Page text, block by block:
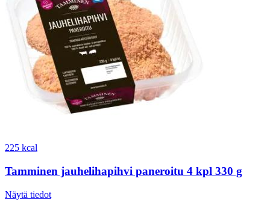
225 kcal
Tamminen jauhelihapihvi paneroitu 4 kpl 330 g
Näytä tiedot